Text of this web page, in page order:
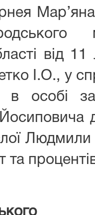
від
І.О., у
в особі
Людмили
та